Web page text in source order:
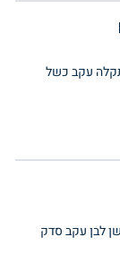
תקלה עקב כשל
לבן עקב סדק